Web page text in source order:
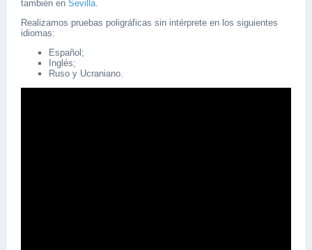
también en Sevilla
Realizamos pruebas poligráficas sin intérprete en los siguientes
idiomas:
Español;
Inglés;
Ruso y Ucraniano.